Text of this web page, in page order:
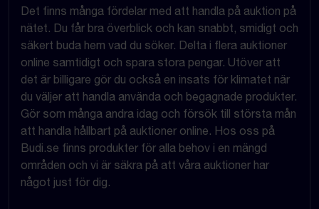
Det finns många fördelar med att handla på auktion på
nätet. Du får bra överblick och kan snabbt, smidigt och
säkert buda hem vad du söker. Delta i flera auktioner
online samtidigt och spara stora pengar. Utöver att
det är billigare gör du också en insats för klimatet när
du väljer att handla använda och begagnade produkter.
Gör som många andra idag och försök till största mån
att handla hållbart på auktioner online. Hos oss på
Budi.se finns produkter för alla behov i en mängd
områden och vi är säkra på att våra auktioner har
något just för dig.